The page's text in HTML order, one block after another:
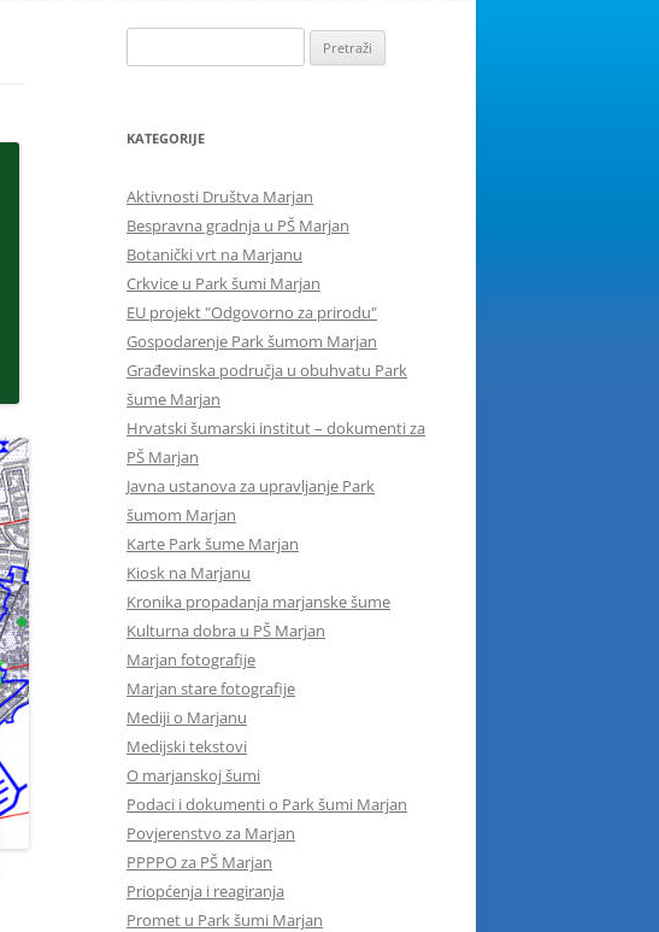
KATEGORIJE
Aktivnosti Društva Marjan
Bespravna gradnja u PŠ Marjan
Botanički vrt na Marjanu
Crkvice u Park šumi Marjan
EU projekt "Odgovorno za prirodu"
Gospodarenje Park šumom Marjan
Građevinska područja u obuhvatu Park
šume Marjan
Hrvatski šumarski institut – dokumenti za
PŠ Marjan
Javna ustanova za upravljanje Park
šumom Marjan
Karte Park šume Marjan
Kiosk na Marjanu
Kronika propadanja marjanske šume
Kulturna dobra u PŠ Marjan
Marjan fotografije
Marjan stare fotografije
Mediji o Marjanu
Medijski tekstovi
O marjanskoj šumi
Podaci i dokumenti o Park šumi Marjan
Povjerenstvo za Marjan
PPPPO za PŠ Marjan
Priopćenja i reagiranja
Promet u Park šumi Marjan